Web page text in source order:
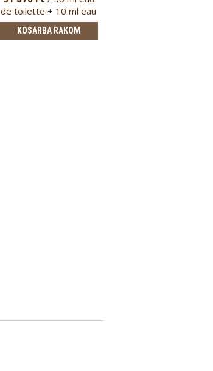
de toilette + 10 ml eau
de t…
KOSÁRBA RAKOM